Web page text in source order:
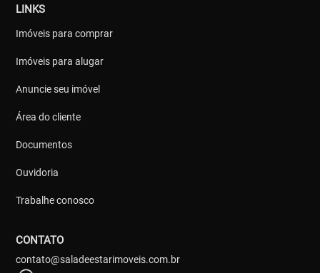
LINKS
Imóveis para comprar
Imóveis para alugar
Anuncie seu imóvel
Área do cliente
Documentos
Ouvidoria
Trabalhe conosco
CONTATO
contato@saladeestarimoveis.com.br